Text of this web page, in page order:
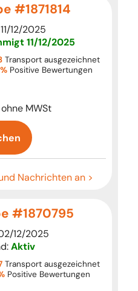
#1871814
12/2025
11/12/2025
Transport ausgezeichnet
Positive Bewertungen
ohne MWSt
Nachrichten an >
#1870795
12/2025
Aktiv
Transport ausgezeichnet
Positive Bewertungen